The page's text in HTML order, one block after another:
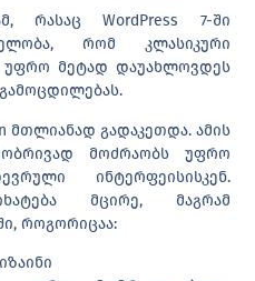
რასაც WordPress 7-ში
რომ კლასიკური
უფრო მეტად დაუახლოვდეს
მთლიანად გადაკეთდა. ამის
მოძრაობს უფრო
ინტერფეისისკენ.
მცირე, მაგრამ
როგორიცაა: